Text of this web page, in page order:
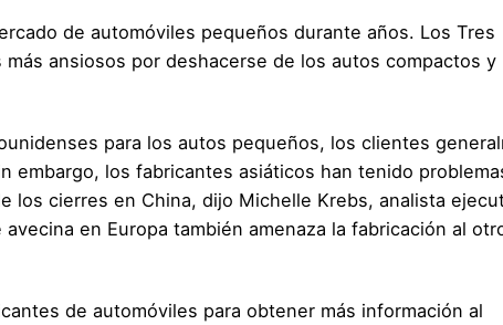
de automóviles pequeños durante años. Los Tres
ansiosos por deshacerse de los autos compactos y
para los autos pequeños, los clientes
embargo, los fabricantes asiáticos han tenido
los cierres en China, dijo Michelle Krebs, analista
en Europa también amenaza la fabricación al
de automóviles para obtener más información al